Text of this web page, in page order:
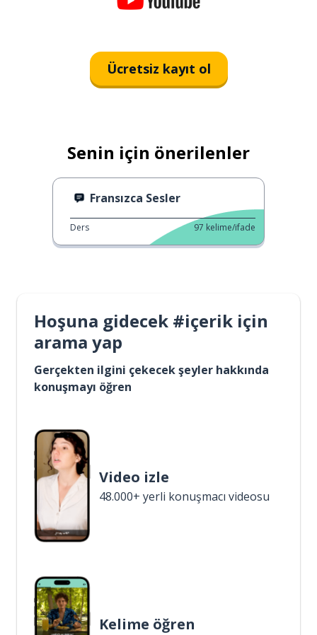
Ücretsiz kayıt ol
Senin için önerilenler
Fransızca Sesler
Ders 97 kelime/ifade
Hoşuna gidecek #içerik için
arama yap
Gerçekten ilgini çekecek şeyler hakkında
konuşmayı öğren
Video izle
48.000+ yerli konuşmacı videosu
Kelime öğren